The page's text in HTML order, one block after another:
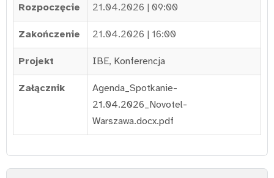
Rozpoczęcie 21.04.2026 | 09:00
Zakończenie 21.04.2026 | 16:00
Projekt IBE, Konferencja
Załącznik
Agenda_Spotkanie-
21.04.2026_Novotel-
Warszawa.docx.pdf